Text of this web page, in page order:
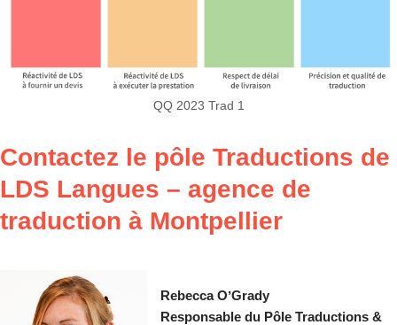
QQ 2023 Trad 1
Contactez le pôle Traductions de
LDS Langues – agence de
traduction à Montpellier
Rebecca OʼGrady
Responsable du Pôle Traductions &